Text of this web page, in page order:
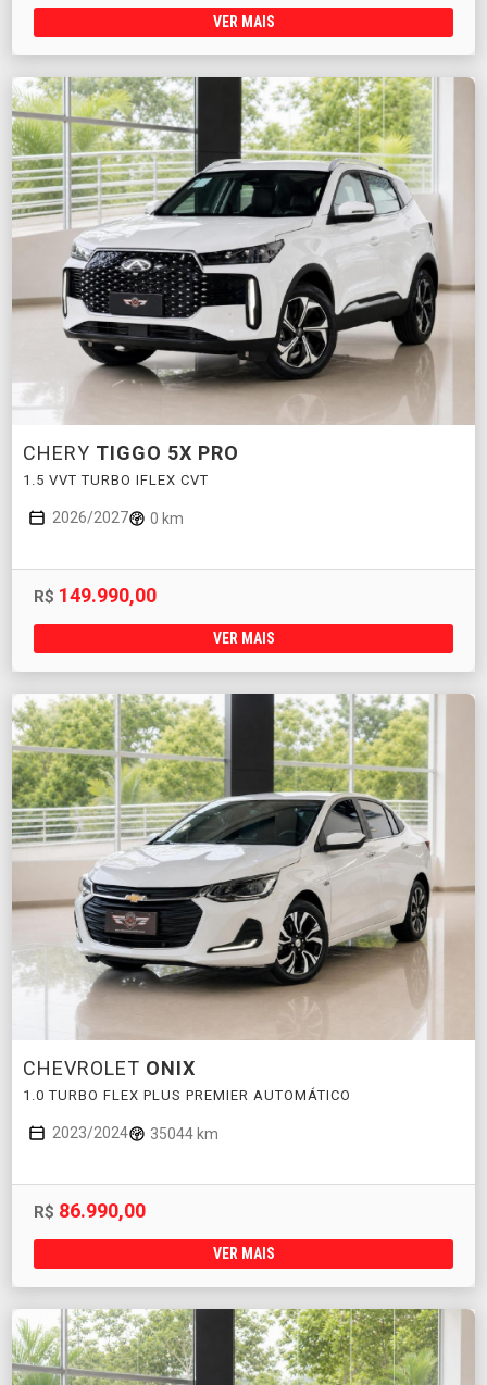
VER MAIS
CHERY TIGGO 5X PRO
1.5 VVT TURBO IFLEX CVT
2026/2027 0 km
R$ 149.990,00
VER MAIS
CHEVROLET ONIX
1.0 TURBO FLEX PLUS PREMIER AUTOMÁTICO
2023/2024 35044 km
R$ 86.990,00
VER MAIS